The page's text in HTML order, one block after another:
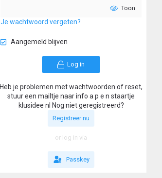
Toon
Je wachtwoord vergeten?
Aangemeld blijven
Log in
Heb je problemen met wachtwoorden of reset,
stuur een mailtje naar info a p e n staartje
klusidee nl Nog niet geregistreerd?
Registreer nu
or log in via
Passkey